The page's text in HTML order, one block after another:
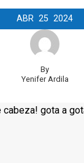
ABR 25 2024
By
Yenifer Ardila